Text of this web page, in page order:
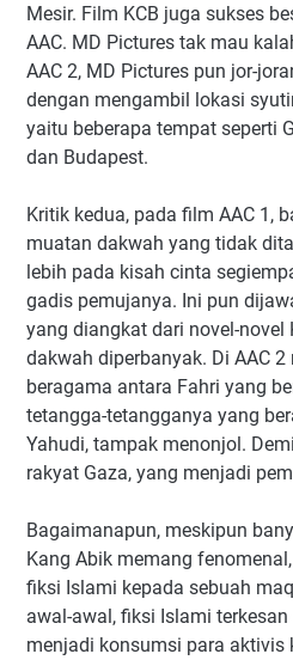
Mesir. Film KCB juga sukses
AAC. MD Pictures tak mau
AAC 2, MD Pictures pun jor-
dengan mengambil lokasi
yaitu beberapa tempat seperti
dan Budapest.
Kritik kedua, pada film AAC 1,
muatan dakwah yang tidak
lebih pada kisah cinta
gadis pemujanya. Ini pun
yang diangkat dari novel-novel
dakwah diperbanyak. Di AAC
beragama antara Fahri yang
tetangga-tetangganya yang
Yahudi, tampak menonjol.
rakyat Gaza, yang menjadi
Bagaimanapun, meskipun
Kang Abik memang
fiksi Islami kepada sebuah
awal-awal, fiksi Islami
menjadi konsumsi para aktivis